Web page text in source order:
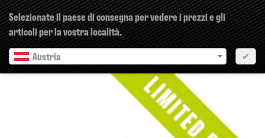
Selezionate il paese di consegna per vedere i prezzi e gli
articoli per la vostra località.
Austria
✔
Precedente